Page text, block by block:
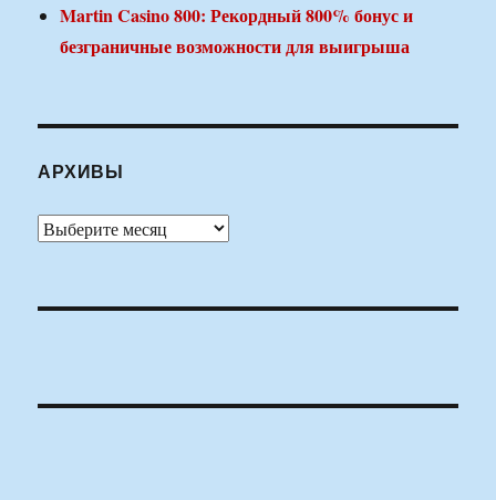
Martin Casino 800: Рекордный 800% бонус и
безграничные возможности для выигрыша
АРХИВЫ
Архивы